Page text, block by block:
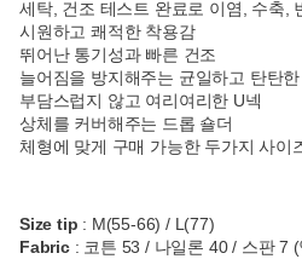
세탁, 건조 테스트 완료로 이염, 수축,
시원하고 쾌적한 착용감
뛰어난 통기성과 빠른 건조
늘어짐을 방지해주는 균일하고 탄탄한
부담스럽지 않고 여리여리한 U넥
상체를 커버해주는 드롭 숄더
체형에 맞게 구매 가능한 두가지 사이
Size tip : M(55-66) / L(77)
Fabric: 코튼 53 / 나일론 40 / 스판 7